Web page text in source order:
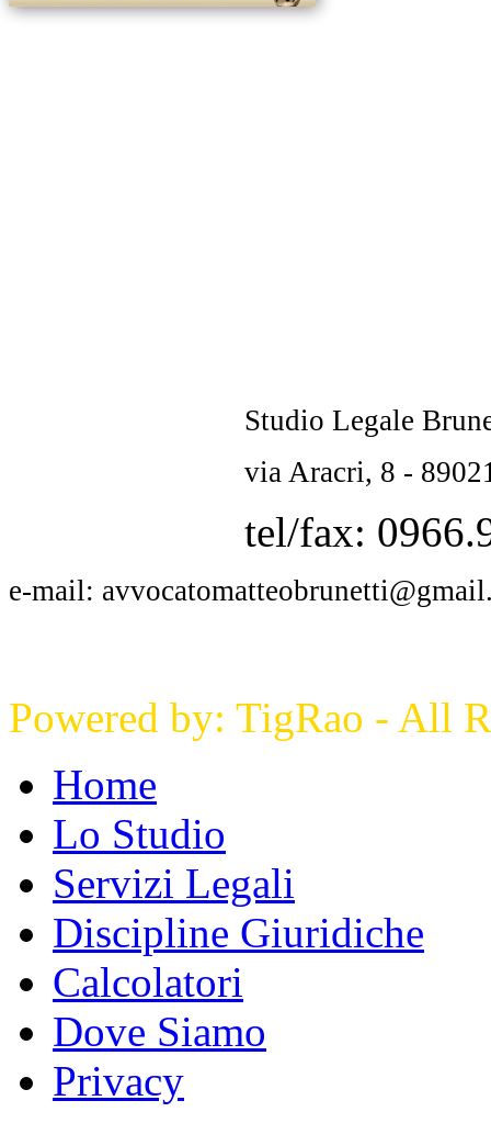
Studio Legale
via Aracri, 8 -
tel/fax:
e-mail:
Powered by: TigRao - All
Home
Lo Studio
Servizi Legali
Discipline Giuridiche
Calcolatori
Dove Siamo
Privacy